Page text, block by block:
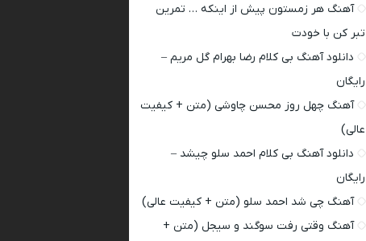
آهنگ هر زمستون پیش از اینکه … تمرین
تبر کن با خودت
دانلود آهنگ بی کلام رضا بهرام گل مریم –
رایگان
آهنگ چهل روز محسن چاوشی (متن + کیفیت
عالی)
دانلود آهنگ بی کلام احمد سلو چیشد –
رایگان
آهنگ چی شد احمد سلو (متن + کیفیت عالی)
آهنگ وقتی رفت سوگند و سیجل (متن +